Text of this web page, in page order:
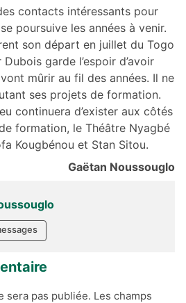
contacts intéressants pour
poursuive les années à venir.
son départ en juillet du Togo
garde l’espoir d’avoir
mûrir au fil des années. Il ne
ses projets de formation.
continuera d’exister aux côtés
formation, le Théâtre Nyagbé
Kougbénou et Stan Sitou.
Gaëtan Noussouglo
sera pas publiée. Les champs